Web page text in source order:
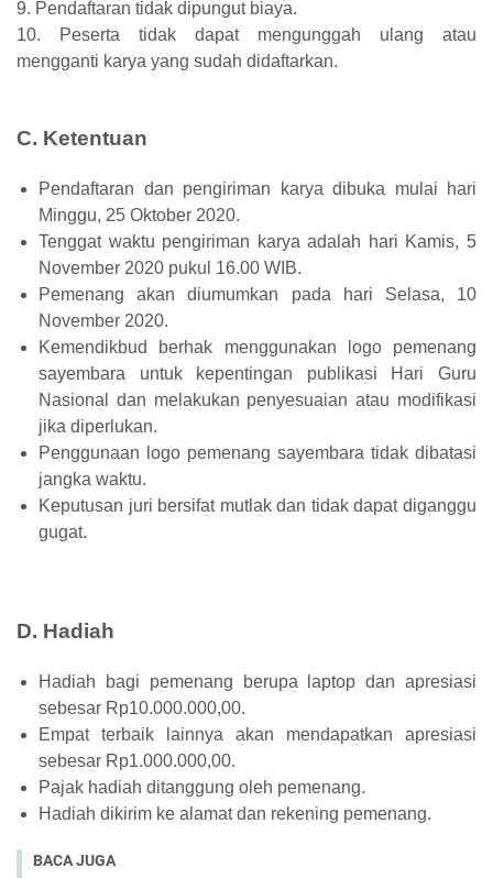
9. Pendaftaran tidak dipungut biaya.
10. Peserta tidak dapat mengunggah ulang atau
mengganti karya yang sudah didaftarkan.
C. Ketentuan
Pendaftaran dan pengiriman karya dibuka mulai hari
Minggu, 25 Oktober 2020.
Tenggat waktu pengiriman karya adalah hari Kamis, 5
November 2020 pukul 16.00 WIB.
Pemenang akan diumumkan pada hari Selasa, 10
November 2020.
Kemendikbud berhak menggunakan logo pemenang
sayembara untuk kepentingan publikasi Hari Guru
Nasional dan melakukan penyesuaian atau modifikasi
jika diperlukan.
Penggunaan logo pemenang sayembara tidak dibatasi
jangka waktu.
Keputusan juri bersifat mutlak dan tidak dapat diganggu
gugat.
D. Hadiah
Hadiah bagi pemenang berupa laptop dan apresiasi
sebesar Rp10.000.000,00.
Empat terbaik lainnya akan mendapatkan apresiasi
sebesar Rp1.000.000,00.
Pajak hadiah ditanggung oleh pemenang.
Hadiah dikirim ke alamat dan rekening pemenang.
BACA JUGA